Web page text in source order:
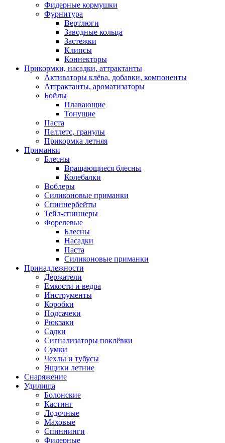
Фидерные кормушки
Фурнитура
Вертлюги
Заводные кольца
Застежки
Клипсы
Коннекторы
Прикормки, насадки, аттрактанты
Активаторы клёва, добавки, компоненты
Аттрактанты, ароматизаторы
Бойлы
Плавающие
Тонущие
Паста
Пеллетс, гранулы
Прикормка летняя
Приманки
Блесны
Вращающиеся блесны
Колебалки
Воблеры
Силиконовые приманки
Спиннербейты
Тейл-спиннеры
Форелевые
Блесны
Насадки
Паста
Силиконовые приманки
Принадлежности
Держатели
Емкости и ведра
Инструменты
Коробки
Подсачеки
Рюкзаки
Садки
Сигнализаторы поклёвки
Сумки
Чехлы и тубусы
Ящики летние
Снаряжение
Удилища
Болонские
Кастинг
Лодочные
Маховые
Спиннинги
Фидерные